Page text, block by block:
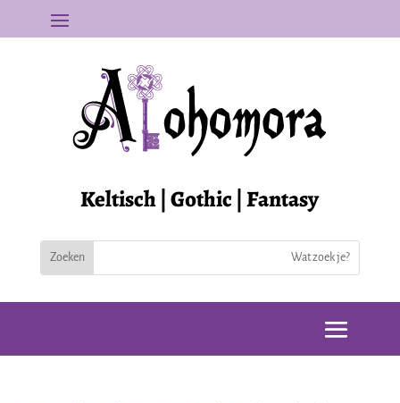
Keltisch | Gothic | Fantasy